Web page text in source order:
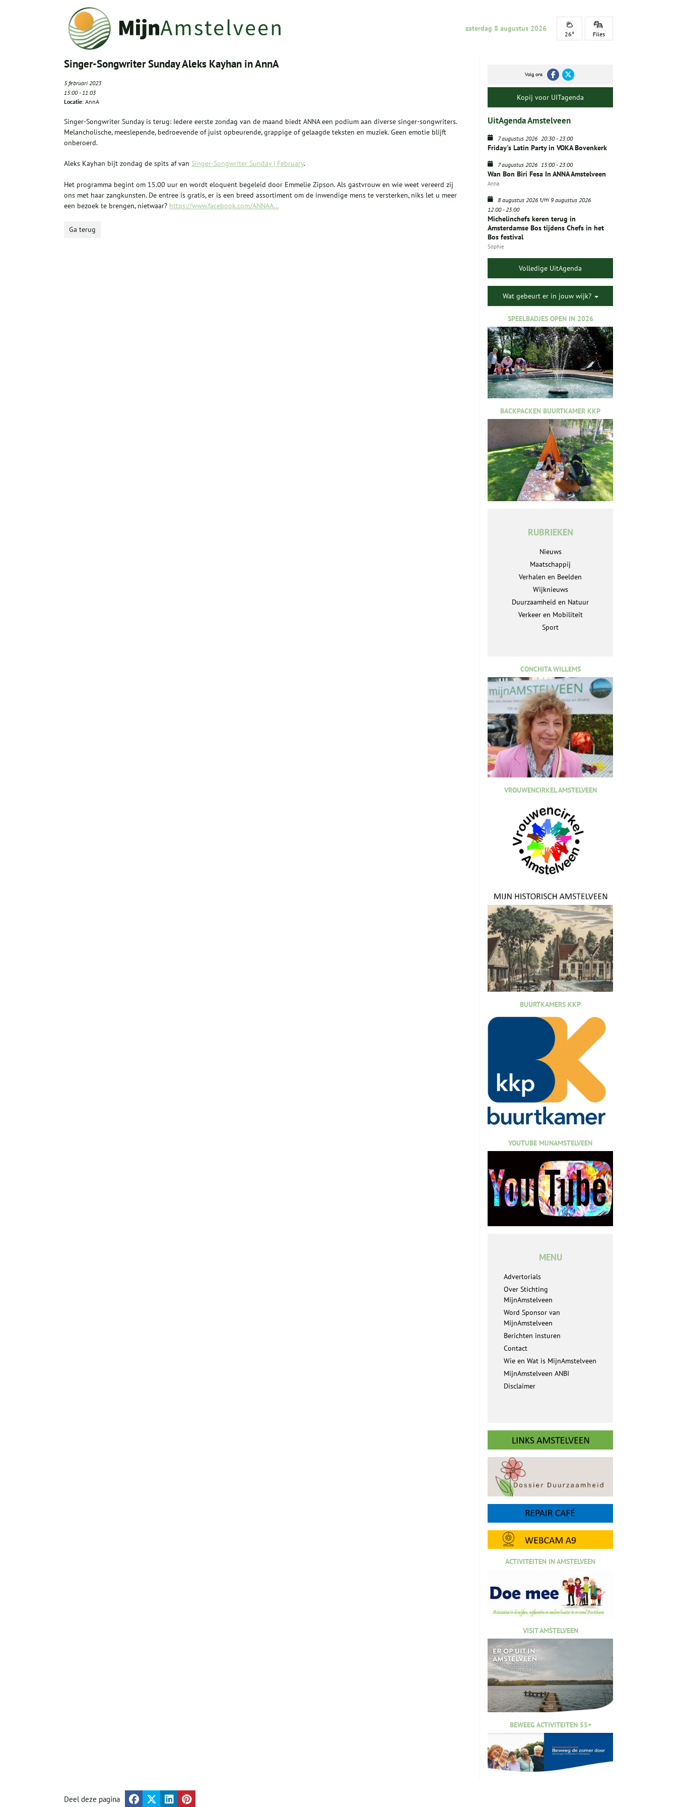
zaterdag 8 augustus 2026
26° Files
Singer-Songwriter Sunday Aleks Kayhan in AnnA
5 februari 2023
15:00-11:03
Locatie: AnnA
Singer-Songwriter Sunday is terug: Iedere eerste zondag van de maand biedt ANNA een podium aan diverse singer-songwriters.
Melancholische, meeslepende, bedroevende of juist opbeurende, grappige of gelaagde teksten en muziek. Geen emotie blijft
onberoerd.
Aleks Kayhan bijt zondag de spits af van Singer-Songwriter Sunday | February.
Het programma begint om 15.00 uur en wordt eloquent begeleid door Emmelie Zipson. Als gastvrouw en wie weet vereerd zij
ons met haar zangkunsten. De entree is gratis, er is een breed assortiment om de inwendige mens te versterken, niks let u meer
een bezoek te brengen, nietwaar? https://www.facebook.com/ANNAA...
Ga terug
Volg ons
Kopij voor UITagenda
UitAgenda Amstelveen
7 augustus 2026 20:30-23:00
Friday's Latin Party in VOKA Bovenkerk
7 augustus 2026 15:00-23:00
Wan Bon Biri Fesa In ANNA Amstelveen
Anna
8 augustus 2026 t/m 9 augustus 2026
12:00-23:00
Michelinchefs keren terug in
Amsterdamse Bos tijdens Chefs in het
Bos festival
Sophie
Volledige UitAgenda
Wat gebeurt er in jouw wijk?
SPEELBADJES OPEN IN 2026
BACKPACKEN BUURTKAMER KKP
RUBRIEKEN
Nieuws
Maatschappij
Verhalen en Beelden
Wijknieuws
Duurzaamheid en Natuur
Verkeer en Mobiliteit
Sport
CONCHITA WILLEMS
VROUWENCIRKEL AMSTELVEEN
BUURTKAMERS KKP
YOUTUBE MIJNAMSTELVEEN
MENU
Advertorials
Over Stichting
MijnAmstelveen
Word Sponsor van
MijnAmstelveen
Berichten insturen
Contact
Wie en Wat is MijnAmstelveen
MijnAmstelveen ANBI
Disclaimer
ACTIVITEITEN IN AMSTELVEEN
VISIT AMSTELVEEN
BEWEEG ACTIVITEITEN 55+
Deel deze pagina